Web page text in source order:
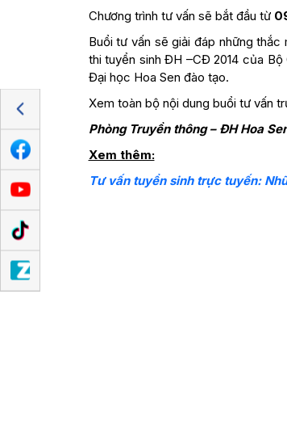
Chương trình tư vấn sẽ bắt đầu từ
Buổi tư vấn sẽ giải đáp những
thi tuyển sinh ĐH –CĐ 2014 của
Đại học Hoa Sen đào tạo.
Xem toàn bộ nội dung buổi tư vấn
Phòng Truyền thông – ĐH Hoa
Xem thêm:
Tư vấn tuyển sinh trực tuyến: